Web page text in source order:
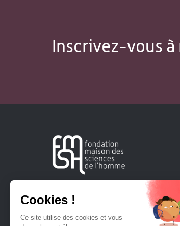
Inscrivez-vous
Créée en 1963, la Fondation Maison
soutient la recherche et la diffusion des
sciences humaines et sociales.